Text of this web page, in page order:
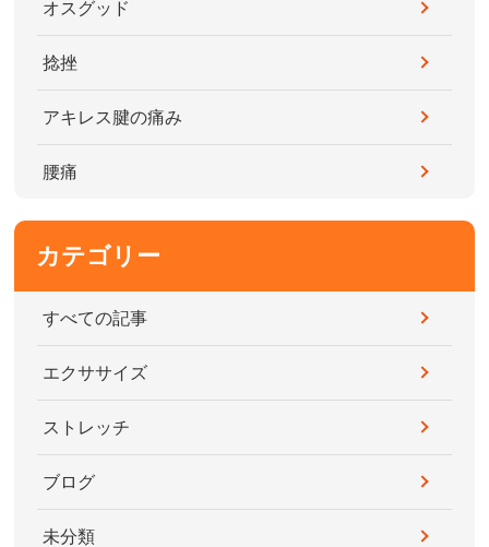
オスグッド
捻挫
アキレス腱の痛み
腰痛
カテゴリー
すべての記事
エクササイズ
ストレッチ
ブログ
未分類